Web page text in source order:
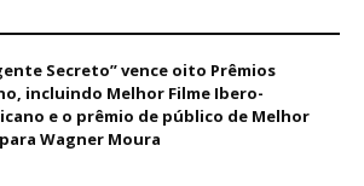
Secreto” vence oito Prêmios
incluindo Melhor Filme Ibero-
e o prêmio de público de Melhor
Wagner Moura